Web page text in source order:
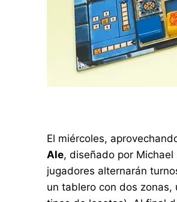
El miércoles,
Ale, diseñado por
jugadores alternarán
un tablero con dos zonas,